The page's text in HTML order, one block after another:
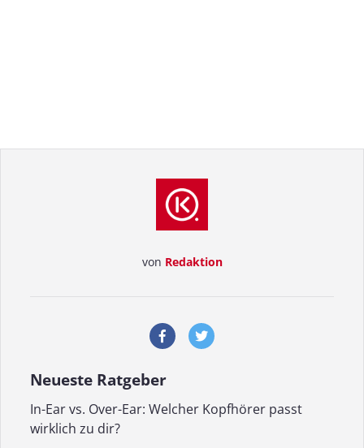
von Redaktion
Neueste Ratgeber
In-Ear vs. Over-Ear: Welcher Kopfhörer passt
wirklich zu dir?